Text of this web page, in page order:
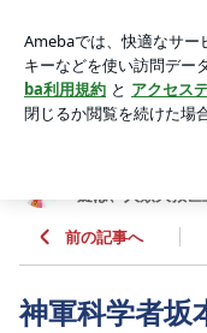
自分の本体は【意識】
アセンションする鍵は
「暗夜の光明」の中に
アプリをダウンロード
ょう。
鍵は、人類大救
前の記事へ
神軍科学者坂